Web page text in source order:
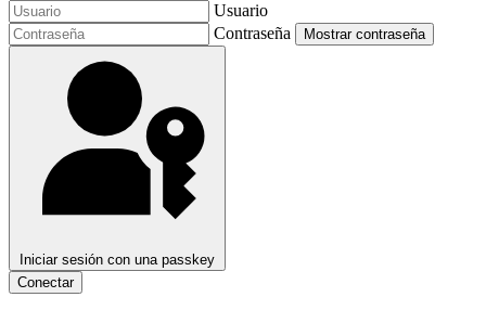
Usuario
Contraseña
Mostrar contraseña
Iniciar sesión con una passkey
Conectar